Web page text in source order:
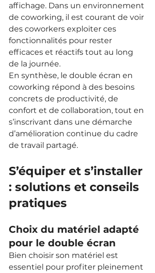
affichage. Dans un environnement
de coworking, il est courant de voir
des coworkers exploiter ces
fonctionnalités pour rester
efficaces et réactifs tout au long
de la journée.
En synthèse, le double écran en
coworking répond à des besoins
concrets de productivité, de
confort et de collaboration, tout en
s’inscrivant dans une démarche
d’amélioration continue du cadre
de travail partagé.
S’équiper et s’installer
: solutions et conseils
pratiques
Choix du matériel adapté
pour le double écran
Bien choisir son matériel est
essentiel pour profiter pleinement